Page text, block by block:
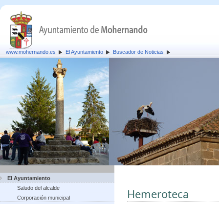
www.mohernando.es El Ayuntamiento Buscador de Noticias
El Ayuntamiento
Saludo del alcalde
Corporación municipal
Hemeroteca